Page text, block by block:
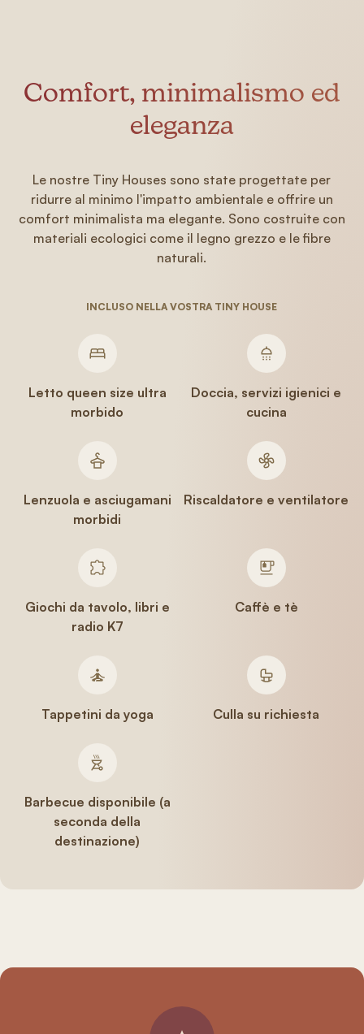
Comfort, minimalismo ed
eleganza
Le nostre Tiny Houses sono state progettate per
ridurre al minimo l'impatto ambientale e offrire un
comfort minimalista ma elegante. Sono costruite con
materiali ecologici come il legno grezzo e le fibre
naturali.
INCLUSO NELLA VOSTRA TINY HOUSE
Letto queen size ultra
morbido
Doccia, servizi igienici e
cucina
Lenzuola e asciugamani
morbidi
Riscaldatore e ventilatore
Giochi da tavolo, libri e
radio K7
Caffè e tè
Tappetini da yoga Culla su richiesta
Barbecue disponibile (a
seconda della
destinazione)